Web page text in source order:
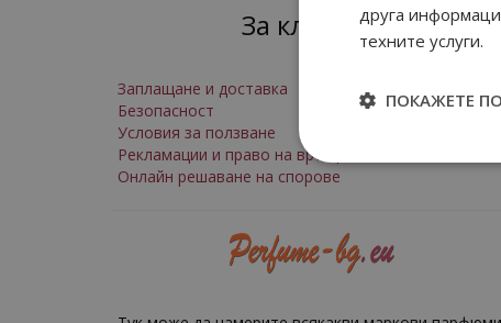
За клиенти
Заплащане и доставка
Безопасност
Условия за ползване
Рекламации и право на връщане
Онлайн решаване на спорове
друга
техните услуги.
ПОКАЖЕТЕ